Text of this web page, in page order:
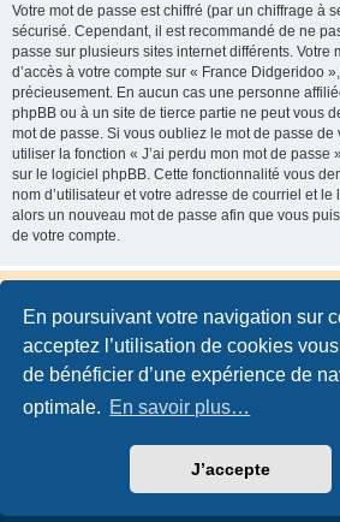
En poursuivant votre navigation sur
acceptez l’utilisation de cookies
de bénéficier d’une expérience de
optimale. En savoir plus…
J’accepte
Votre mot de passe est chiffré (par un chiffrage à
sécurisé. Cependant, il est recommandé de ne
passe sur plusieurs sites internet différents. Votre
d’accès à votre compte sur « France Didgeridoo
précieusement. En aucun cas une personne
phpBB ou à un site de tierce partie ne peut vous
mot de passe. Si vous oubliez le mot de passe de
utiliser la fonction « J’ai perdu mon mot de passe
sur le logiciel phpBB. Cette fonctionnalité vous
nom d’utilisateur et votre adresse de courriel et
alors un nouveau mot de passe afin que vous
de votre compte.
Traduction française officielle©
Confidentialité